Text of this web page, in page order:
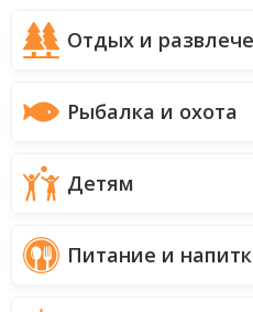
Отдых и
Рыбалка и охота
Детям
Питание и